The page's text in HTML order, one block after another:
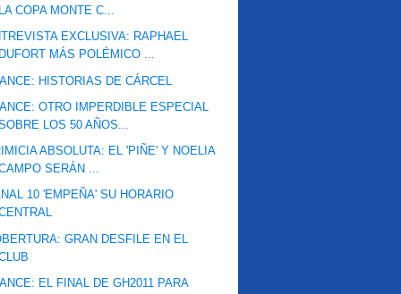
COPA MONTE C...
EXCLUSIVA: RAPHAEL
MÁS POLÉMICO ...
HISTORIAS DE CÁRCEL
OTRO IMPERDIBLE ESPECIAL
LOS 50 AÑOS...
ABSOLUTA: EL 'PIÑE' Y NOELIA
SERÁN ...
10 'EMPEÑA' SU HORARIO
GRAN DESFILE EN EL
EL FINAL DE GH2011 PARA